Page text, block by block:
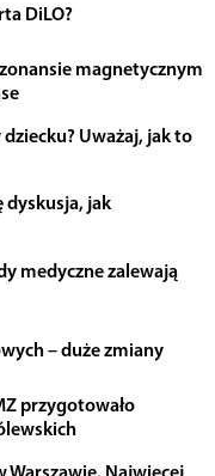
DiLO?
magnetycznym
Uważaj, jak to
dyskusja, jak
medyczne zalewają
– duże zmiany
przygotowało